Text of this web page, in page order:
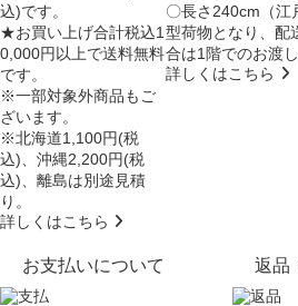
込)です。
★お買い上げ合計税込1
0,000円以上で送料無料
です。
※一部対象外商品もご
ざいます。
※北海道1,100円(税
込)、沖縄2,200円(税
込)、離島は別途見積
り。
詳しくはこちら
〇長さ240cm（江
型荷物となり、配
合は1階でのお渡
詳しくはこちら
お支払いについて 返品